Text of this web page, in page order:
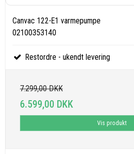
Canvac 122-E1 varmepumpe
02100353140
Restordre - ukendt levering
7.299,00 DKK
6.599,00 DKK
Vis produkt